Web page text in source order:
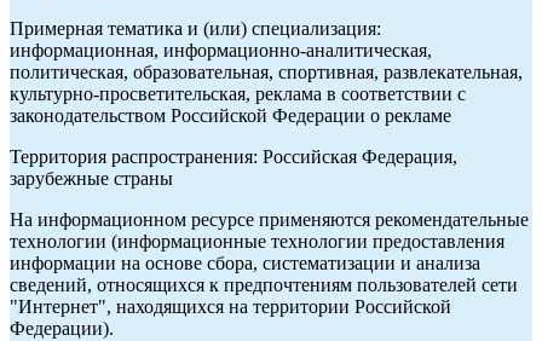
Примерная тематика и (или) специализация:
информационная, информационно-аналитическая,
политическая, образовательная, спортивная, развлекательная,
культурно-просветительская, реклама в соответствии с
законодательством Российской Федерации о рекламе
Территория распространения: Российская Федерация,
зарубежные страны
На информационном ресурсе применяются рекомендательные
технологии (информационные технологии предоставления
информации на основе сбора, систематизации и анализа
сведений, относящихся к предпочтениям пользователей сети
"Интернет", находящихся на территории Российской
Федерации).